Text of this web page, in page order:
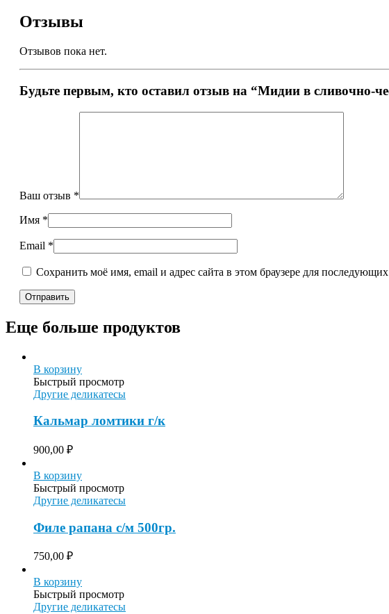
Отзывы
Отзывов пока нет.
Будьте первым, кто оставил отзыв на “Мидии в сливочно-
Ваш отзыв *
Имя *
Email *
Сохранить моё имя, email и адрес сайта в этом браузере для
Еще больше продуктов
В корзину
Быстрый просмотр
Другие деликатесы
Кальмар ломтики г/к
900,00 ₽
В корзину
Быстрый просмотр
Другие деликатесы
Филе рапана с/м 500гр.
750,00 ₽
В корзину
Быстрый просмотр
Другие деликатесы